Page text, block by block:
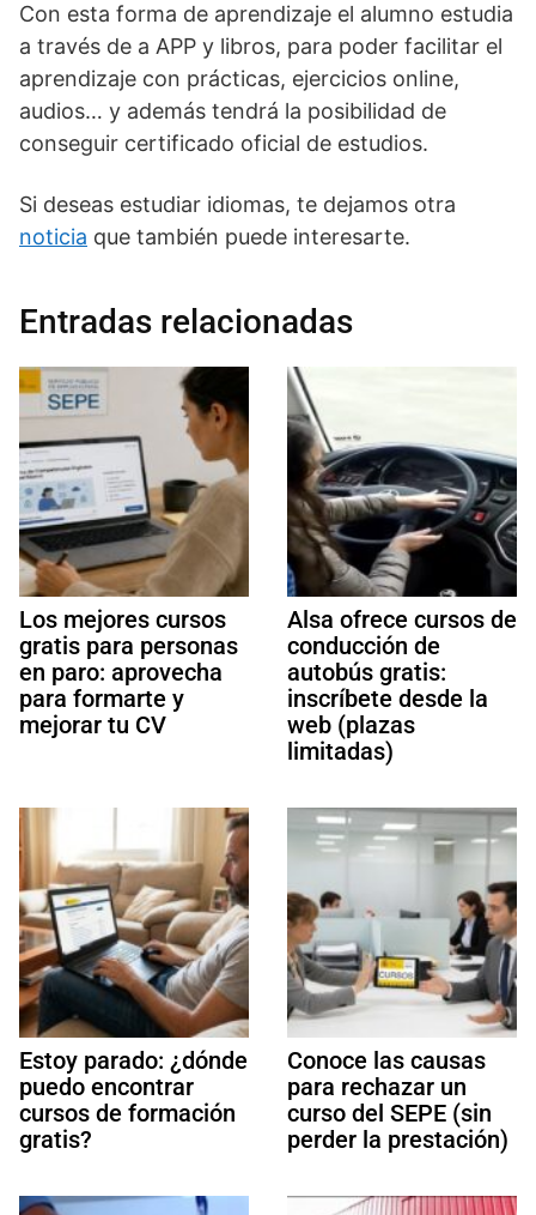
Con esta forma de aprendizaje el alumno estudia
a través de a APP y libros, para poder facilitar el
aprendizaje con prácticas, ejercicios online,
audios… y además tendrá la posibilidad de
conseguir certificado oficial de estudios.
Si deseas estudiar idiomas, te dejamos otra
noticia que también puede interesarte.
Entradas relacionadas
Los mejores cursos
gratis para personas
en paro: aprovecha
para formarte y
mejorar tu CV
Alsa ofrece cursos de
conducción de
autobús gratis:
inscríbete desde la
web (plazas
limitadas)
Estoy parado: ¿dónde
puedo encontrar
cursos de formación
gratis?
Conoce las causas
para rechazar un
curso del SEPE (sin
perder la prestación)